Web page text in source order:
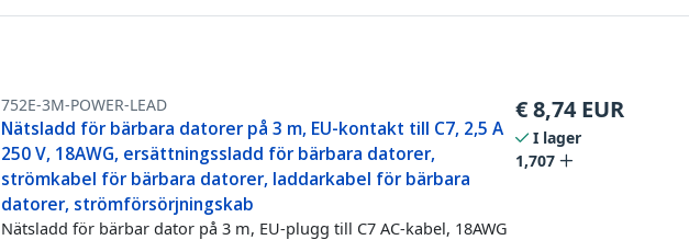
752E-3M-POWER-LEAD
Nätsladd för bärbara datorer på 3 m, EU-kontakt till C7, 2,5 A
250 V, 18AWG, ersättningssladd för bärbara datorer,
strömkabel för bärbara datorer, laddarkabel för bärbara
datorer, strömförsörjningskab
Nätsladd för bärbar dator på 3 m, EU-plugg till C7 AC-kabel, 18AWG
€8,74 EUR
I lager
1,707